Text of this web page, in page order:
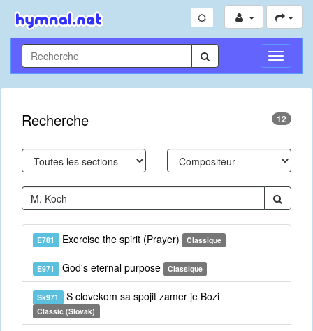
Toggle
Recherche 12
E781 Exercise the spirit (Prayer) Classique
E971 God's eternal purpose Classique
Sk971 S clovekom sa spojit zamer je Bozi
Classic (Slovak)